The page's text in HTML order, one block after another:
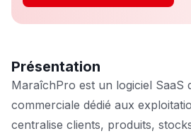
Présentation
MaraîchPro est un logiciel SaaS
commerciale dédié aux
centralise clients, produits,